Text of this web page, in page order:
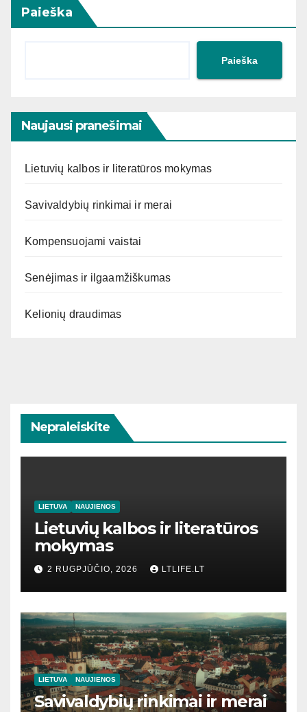
Paieška
Paieška
Naujausi pranešimai
Lietuvių kalbos ir literatūros mokymas
Savivaldybių rinkimai ir merai
Kompensuojami vaistai
Senėjimas ir ilgaamžiškumas
Kelionių draudimas
Nepraleiskite
LIETUVA NAUJIENOS
Lietuvių kalbos ir literatūros
mokymas
2 RUGPJŪČIO, 2026 LTLIFE.LT
LIETUVA NAUJIENOS
Savivaldybių rinkimai ir merai